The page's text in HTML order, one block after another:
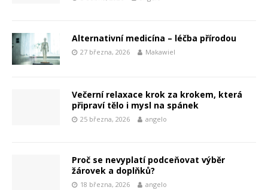
Alternativní medicína – léčba přírodou
27 března, 2026 Makawiel
Večerní relaxace krok za krokem, která
připraví tělo i mysl na spánek
25 března, 2026 angelo
Proč se nevyplatí podceňovat výběr
žárovek a doplňků?
18 března, 2026 angelo